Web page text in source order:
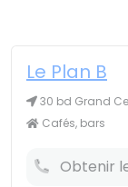
Le Plan B
30 bd Grand
Cafés, bars
Obtenir